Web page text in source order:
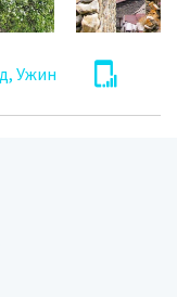
Ужин